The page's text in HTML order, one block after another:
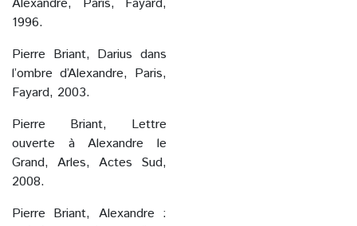
1996.
Pierre Briant, Darius dans
l’ombre d’Alexandre, Paris,
Fayard, 2003.
Pierre Briant, Lettre
ouverte à Alexandre le
Grand, Arles, Actes Sud,
2008.
Pierre Briant, Alexandre :